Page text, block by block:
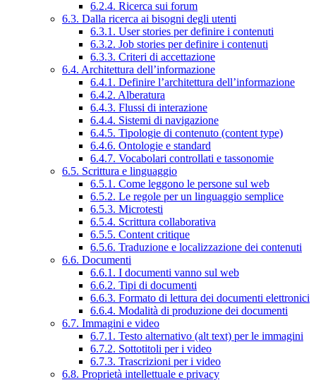
6.2.4. Ricerca sui forum
6.3. Dalla ricerca ai bisogni degli utenti
6.3.1. User stories per definire i contenuti
6.3.2. Job stories per definire i contenuti
6.3.3. Criteri di accettazione
6.4. Architettura dell’informazione
6.4.1. Definire l’architettura dell’informazione
6.4.2. Alberatura
6.4.3. Flussi di interazione
6.4.4. Sistemi di navigazione
6.4.5. Tipologie di contenuto (content type)
6.4.6. Ontologie e standard
6.4.7. Vocabolari controllati e tassonomie
6.5. Scrittura e linguaggio
6.5.1. Come leggono le persone sul web
6.5.2. Le regole per un linguaggio semplice
6.5.3. Microtesti
6.5.4. Scrittura collaborativa
6.5.5. Content critique
6.5.6. Traduzione e localizzazione dei contenuti
6.6. Documenti
6.6.1. I documenti vanno sul web
6.6.2. Tipi di documenti
6.6.3. Formato di lettura dei documenti elettronici
6.6.4. Modalità di produzione dei documenti
6.7. Immagini e video
6.7.1. Testo alternativo (alt text) per le immagini
6.7.2. Sottotitoli per i video
6.7.3. Trascrizioni per i video
6.8. Proprietà intellettuale e privacy